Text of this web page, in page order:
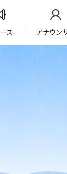
ス アナウン